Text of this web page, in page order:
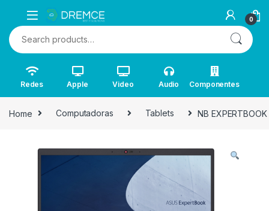
0
Search for:
Redes Apple Video Audio Componentes
Home Computadoras Tablets NB